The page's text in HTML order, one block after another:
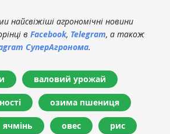
найсвіжіші агрономічні новини
в Facebook, Telegram, а також
СуперАгронома.
валовий урожай
озима пшениця
ячмінь овес рис